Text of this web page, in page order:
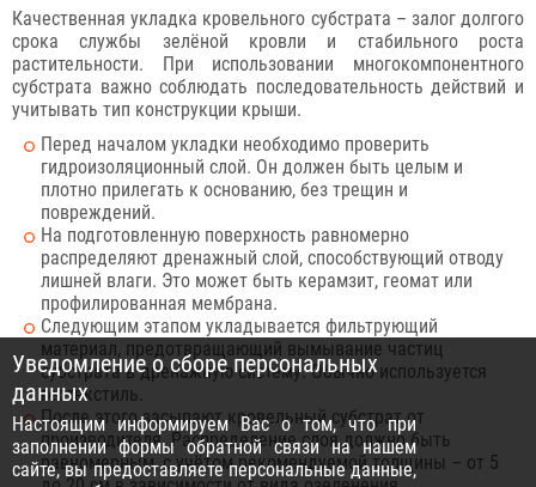
Качественная укладка кровельного субстрата – залог долгого
срока службы зелёной кровли и стабильного роста
растительности. При использовании многокомпонентного
субстрата важно соблюдать последовательность действий и
учитывать тип конструкции крыши.
Перед началом укладки необходимо проверить
гидроизоляционный слой. Он должен быть целым и
плотно прилегать к основанию, без трещин и
повреждений.
На подготовленную поверхность равномерно
распределяют дренажный слой, способствующий отводу
лишней влаги. Это может быть керамзит, геомат или
профилированная мембрана.
Следующим этапом укладывается фильтрующий
материал, предотвращающий вымывание частиц
субстрата в дренажную систему. Обычно используется
геотекстиль.
После этого засыпают кровельный субстрат от
производителя. Распределение слоя должно быть
равномерным, с учётом рекомендуемой толщины – от 5
Уведомление о сборе персональных
данных
Настоящим информируем Вас о том, что при
заполнении формы обратной связи на нашем
сайте, вы предоставляете персональные данные,